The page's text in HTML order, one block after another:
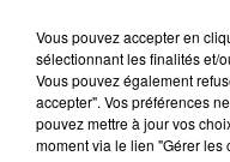
LA BASE DE
La victime a coulé à
TITRES
Vous pouvez accepter en
sélectionnant les finalités et/
Vous pouvez également
accepter". Vos préférences
pouvez mettre à jour vos
moment via le lien "Gérer